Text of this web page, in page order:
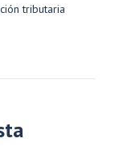
tributaria